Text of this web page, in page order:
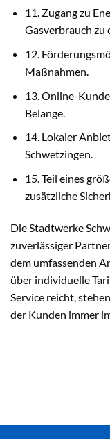
11. Zugang zu
Gasverbrauch zu
12.
Maßnahmen.
13. Online-
Belange.
14. Lokaler
Schwetzingen.
15. Teil eines
zusätzliche
Die Stadtwerke
zuverlässiger
dem umfassenden
über individuelle
Service reicht,
der Kunden immer